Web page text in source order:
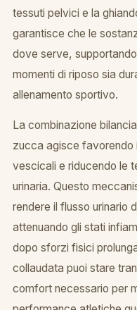
tessuti pelvici e la
garantisce che le
dove serve,
momenti di riposo sia
allenamento sportivo.
La combinazione
zucca agisce favorendo
vescicali e riducendo le
urinaria. Questo
rendere il flusso urinario
attenuando gli stati
dopo sforzi fisici
collaudata puoi stare
comfort necessario per